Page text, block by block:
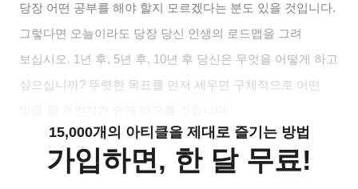
당장 어떤 공부를 해야 할지 모르겠다는 분도 있을 것입니다.
그렇다면 오늘이라도 당장 당신 인생의 로드맵을 그려
보십시오. 1년 후, 5년 후, 10년 후 당신은 무엇을 어떻게 하고
싶으십니까? 뚜렷한 목표를 먼저 세우면 구체적으로 어떤
15,000개의 아티클을 제대로 즐기는 방법
가입하면, 한 달 무료!